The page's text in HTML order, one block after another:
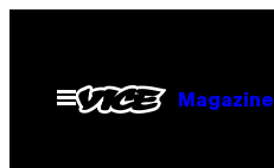
contentOpen
Menu
Magazine